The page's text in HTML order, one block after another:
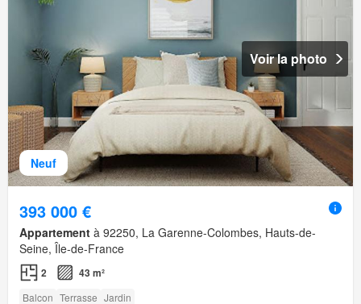
Neuf
Voir la photo
393 000 €
Appartement à 92250, La Garenne-Colombes, Hauts-de-
Seine, Île-de-France
2 43 m²
Balcon Terrasse Jardin